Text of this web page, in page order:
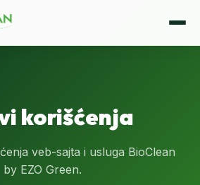
korišćenja
veb-sajta i usluga BioClean
by EZO Green.